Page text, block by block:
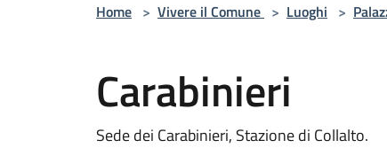
Home > Vivere il Comune > Luoghi >
Carabinieri
Sede dei Carabinieri, Stazione di Collalto.